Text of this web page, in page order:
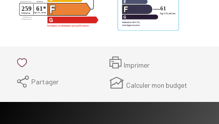
Imprimer
Partager
Calculer mon budget